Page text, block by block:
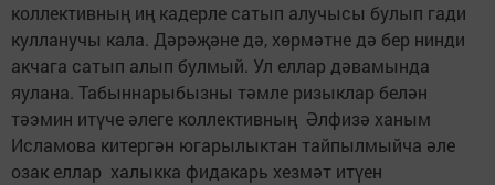
коллективның иң кадерле сатып алучысы булып гади
кулланучы кала. Дәрәҗәне дә, хөрмәтне дә бер нинди
акчага сатып алып булмый. Ул еллар дәвамында
яулана. Табыннарыбызны тәмле ризыклар белән
тәэмин итүче әлеге коллективның Әлфизә ханым
Исламова китергән югарылыктан тайпылмыйча әле
озак еллар халыкка фидакарь хезмәт итүен